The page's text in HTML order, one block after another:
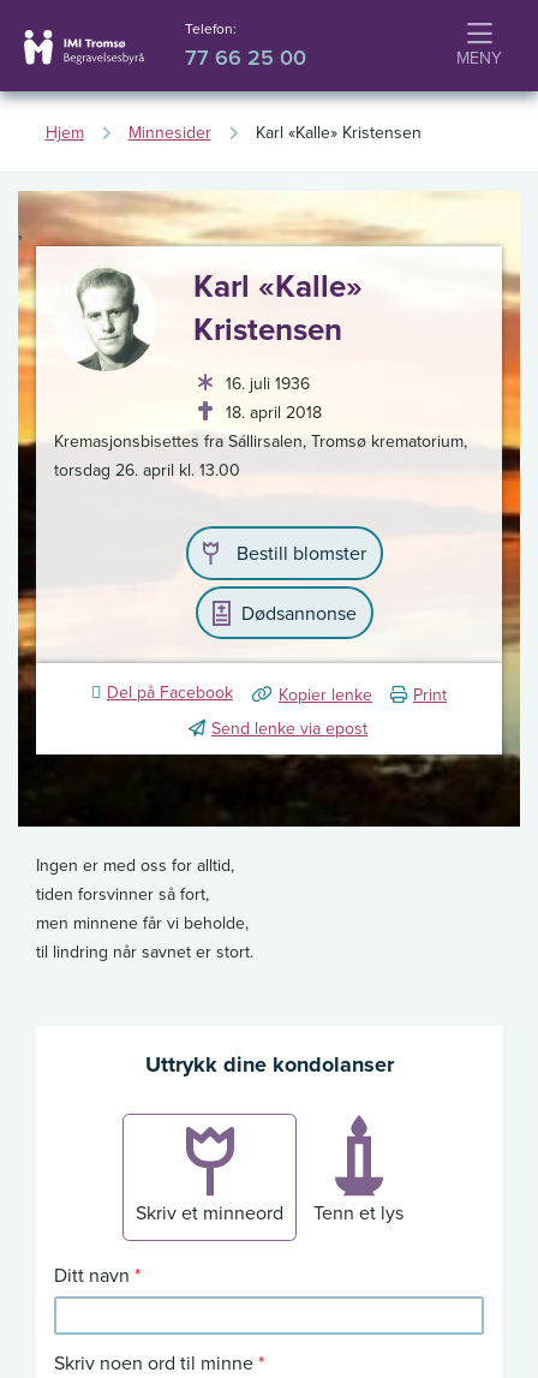
Telefon:
77 66 25 00
Hjem Minnesider Karl «Kalle» Kristensen
,
Karl «Kalle»
Kristensen
16. juli 1936
18. april 2018
Kremasjonsbisettes fra Sállirsalen, Tromsø krematorium,
torsdag 26. april kl. 13.00
Bestill blomster
Dødsannonse
Del på Facebook Kopier lenke
Print
Send lenke via epost
Ingen er med oss for alltid,
tiden forsvinner så fort,
men minnene får vi beholde,
til lindring når savnet er stort.
Uttrykk dine kondolanser
Skriv et minneord Tenn et lys
Ditt navn
Skriv noen ord til minne